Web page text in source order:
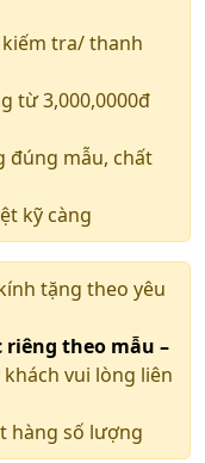
kiếm tra/ thanh
từ 3,000,0000đ
đúng mẫu, chất
kỹ càng
tặng theo yêu
theo mẫu –
khách vui lòng liên
hàng số lượng